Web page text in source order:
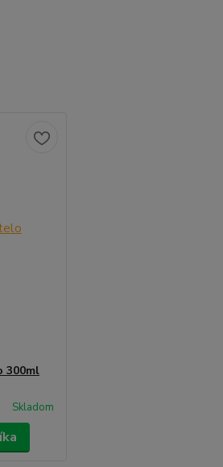
300ml
Skladom